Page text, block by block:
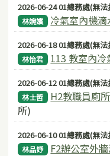
2026-06-24 01總務處(無
林婉嬪 冷氣室內機滴
2026-06-18 01總務處(無
林怡君 113 教室內冷
2026-06-12 01總務處(無
林士哲 H2教職員廁
所)
2026-06-10 01總務處(無
林品妤 F2辦公室外